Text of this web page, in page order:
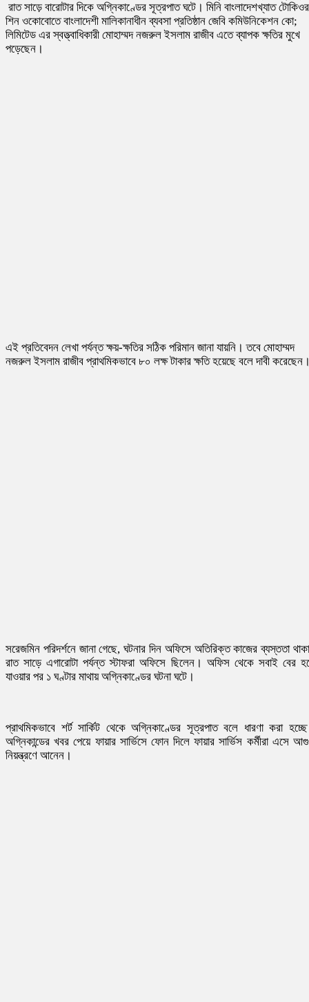
রাত সাড়ে বারোটার দিকে অগ্নিকাণ্ডের সূত্রপাত ঘটে। মিনি বাংলাদেশখ্যাত টোকিওর
শিন ওকোবোতে বাংলাদেশী মালিকানাধীন ব্যবসা প্রতিষ্ঠান জেবি কমিউনিকেশন কো;
লিমিটেড এর স্বত্ত্বাধিকারী মোহাম্মদ নজরুল ইসলাম রাজীব এতে ব্যাপক ক্ষতির মুখে
পড়েছেন।
এই প্রতিবেদন লেখা পর্যন্ত ক্ষয়-ক্ষতির সঠিক পরিমান জানা যায়নি। তবে মোহাম্মদ
নজরুল ইসলাম রাজীব প্রাথমিকভাবে ৮০ লক্ষ টাকার ক্ষতি হয়েছে বলে দাবী
সরেজমিন পরিদর্শনে জানা গেছে, ঘটনার দিন অফিসে অতিরিক্ত কাজের ব্যস্ততা
রাত সাড়ে এগারোটা পর্যন্ত স্টাফরা অফিসে ছিলেন। অফিস থেকে সবাই বের
যাওয়ার পর ১ ঘণ্টার মাথায় অগ্নিকাণ্ডের ঘটনা ঘটে।
প্রাথমিকভাবে শর্ট সার্কিট থেকে অগ্নিকাণ্ডের সূত্রপাত বলে ধারণা করা
অগ্নিকান্ডের খবর পেয়ে ফায়ার সার্ভিসে ফোন দিলে ফায়ার সার্ভিস কর্মীরা এসে
নিয়ন্ত্রণে আনেন।